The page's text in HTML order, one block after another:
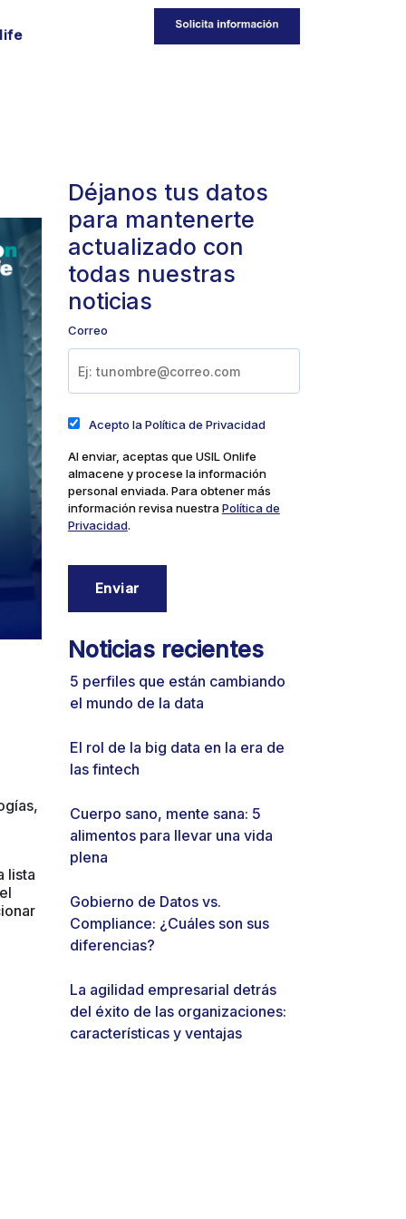
lista
Déjanos tus datos
para mantenerte
actualizado con
todas nuestras
noticias
Correo
Acepto la Política de Privacidad
Al enviar, aceptas que USIL Onlife
almacene y procese la información
personal enviada. Para obtener más
información revisa nuestraPolítica de
Privacidad.
Noticias recientes
5 perfiles que están cambiando
el mundo de la data
El rol de la big data en la era de
las fintech
Cuerpo sano, mente sana: 5
alimentos para llevar una vida
plena
Gobierno de Datos vs.
Compliance: ¿Cuáles son sus
diferencias?
La agilidad empresarial detrás
del éxito de las organizaciones:
características y ventajas